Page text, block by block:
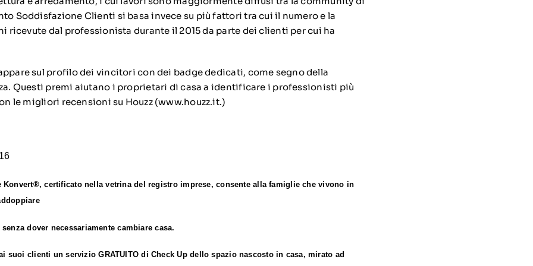
Soddisfazione Clienti si basa invece su più fattori tra cui il numero e la
ricevute dal professionista durante il 2015 da parte dei clienti per cui ha
appare sul profilo dei vincitori con dei badge dedicati, come segno della
Questi premi aiutano i proprietari di casa a identificare i professionisti più
le migliori recensioni su Houzz (www.houzz.it.)
certificato nella vetrina del registro imprese, consente alla famiglie che vivono in
dover necessariamente cambiare casa.
suoi clienti un servizio GRATUITO di Check Up dello spazio nascosto in casa, mirato ad